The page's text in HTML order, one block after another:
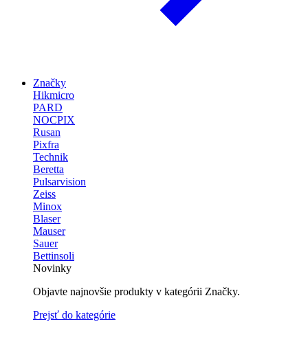
Značky
Hikmicro
PARD
NOCPIX
Rusan
Pixfra
Technik
Beretta
Pulsarvision
Zeiss
Minox
Blaser
Mauser
Sauer
Bettinsoli
Novinky
Objavte najnovšie produkty v kategórii Značky.
Prejsť do kategórie